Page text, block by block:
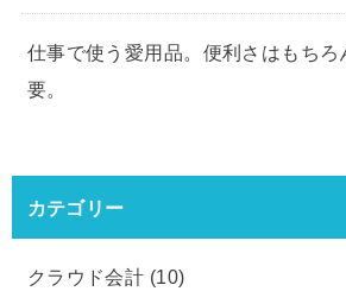
仕事で使う愛用品。便利さはもちろ
要。
カテゴリー
クラウド会計 (10)